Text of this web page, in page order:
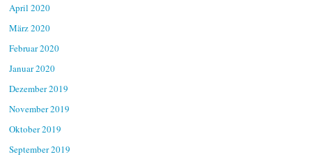
April 2020
März 2020
Februar 2020
Januar 2020
Dezember 2019
November 2019
Oktober 2019
September 2019